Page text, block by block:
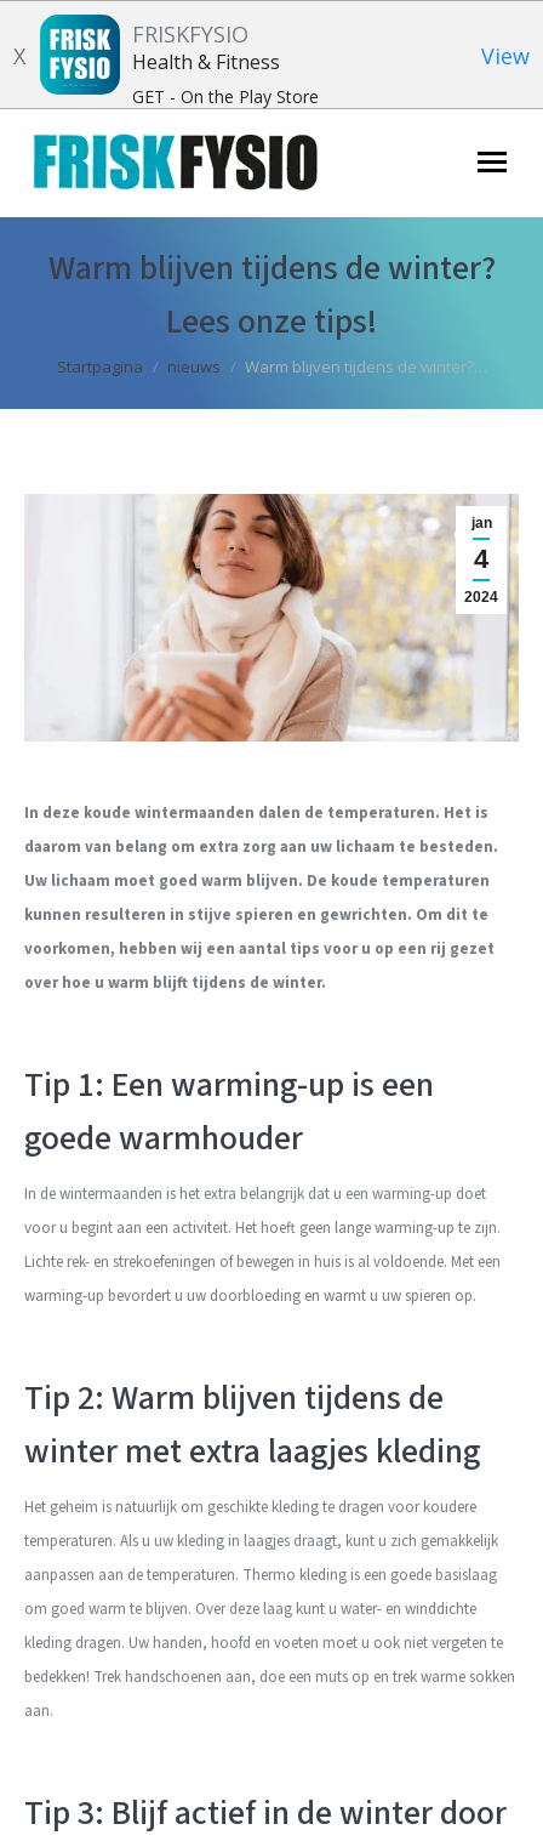
X
FRISKFYSIO
Health & Fitness
GET - On the Play Store
View
Warm blijven tijdens de winter?
Lees onze tips!
Je bent hier:
Startpagina nieuws Warm blijven tijdens de winter?…
jan
4
2024
In deze koude wintermaanden dalen de temperaturen. Het is
daarom van belang om extra zorg aan uw lichaam te besteden.
Uw lichaam moet goed warm blijven. De koude temperaturen
kunnen resulteren in stijve spieren en gewrichten. Om dit te
voorkomen, hebben wij een aantal tips voor u op een rij gezet
over hoe u warm blijft tijdens de winter.
Tip 1: Een warming-up is een
goede warmhouder
In de wintermaanden is het extra belangrijk dat u een warming-up doet
voor u begint aan een activiteit. Het hoeft geen lange warming-up te zijn.
Lichte rek- en strekoefeningen of bewegen in huis is al voldoende. Met een
warming-up bevordert u uw doorbloeding en warmt u uw spieren op.
Tip 2: Warm blijven tijdens de
winter met extra laagjes kleding
Het geheim is natuurlijk om geschikte kleding te dragen voor koudere
temperaturen. Als u uw kleding in laagjes draagt, kunt u zich gemakkelijk
aanpassen aan de temperaturen. Thermo kleding is een goede basislaag
om goed warm te blijven. Over deze laag kunt u water- en winddichte
kleding dragen. Uw handen, hoofd en voeten moet u ook niet vergeten te
bedekken! Trek handschoenen aan, doe een muts op en trek warme sokken
aan.
Tip 3: Blijf actief in de winter door